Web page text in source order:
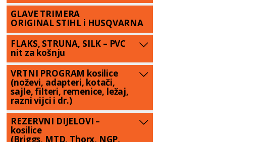
GLAVE TRIMERA
ORIGINAL STIHL i HUSQVARNA
FLAKS, STRUNA, SILK – PVC
nit za košnju
VRTNI PROGRAM kosilice
(noževi, adapteri, kotači,
sajle, filteri, remenice, ležaj,
razni vijci i dr.)
REZERVNI DIJELOVI –
kosilice
(Briggs, MTD, Thorx, NGP,